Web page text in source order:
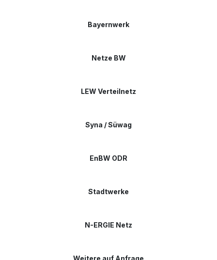
Bayernwerk
Netze BW
LEW Verteilnetz
Syna / Süwag
EnBW ODR
Stadtwerke
N-ERGIE Netz